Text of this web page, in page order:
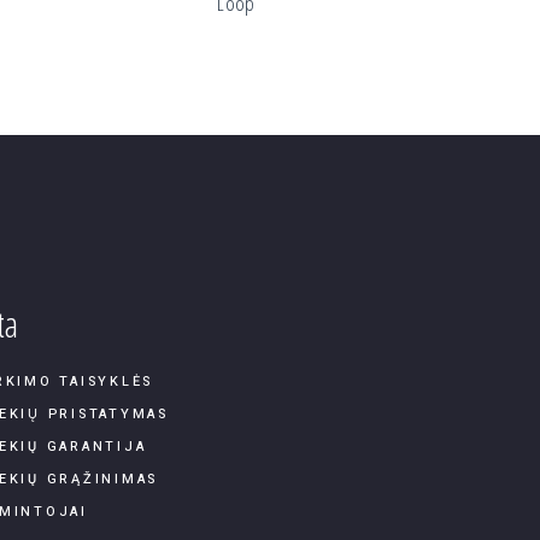
TAISYKLĖS
PRISTATYMAS
GARANTIJA
GRĄŽINIMAS